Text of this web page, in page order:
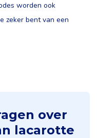
worden ook
zeker bent van een
over
lacarotte